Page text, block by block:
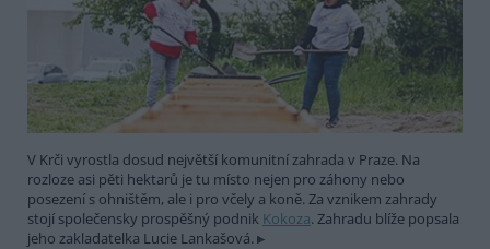
V Krči vyrostla dosud největší komunitní zahrada v Praze. Na
rozloze asi pěti hektarů je tu místo nejen pro záhony nebo
posezení s ohništěm, ale i pro včely a koně. Za vznikem zahrady
stojí společensky prospěšný podnik Kokoza. Zahradu blíže popsala
jeho zakladatelka Lucie Lankašová.